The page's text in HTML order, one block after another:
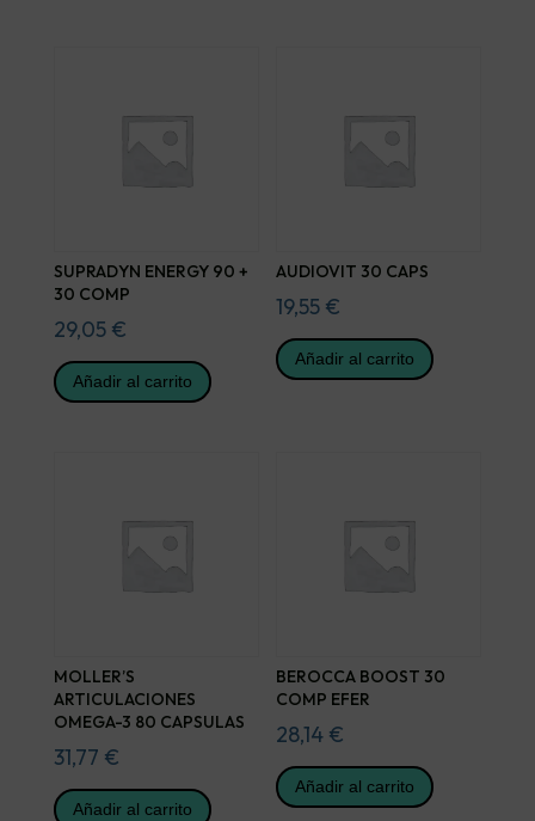
SUPRADYN ENERGY 90 +
30 COMP
29,05 €
Añadir al carrito
AUDIOVIT 30 CAPS
19,55 €
Añadir al carrito
MOLLER’S
ARTICULACIONES
OMEGA-3 80 CAPSULAS
31,77 €
Añadir al carrito
BEROCCA BOOST 30
COMP EFER
28,14 €
Añadir al carrito